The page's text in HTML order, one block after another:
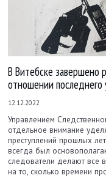
В Витебске завершено
отношении последнего
12.12.2022
Управлением
отдельное внимание
преступлений прошлых
всегда был
следователи делают все
на то, сколько времени